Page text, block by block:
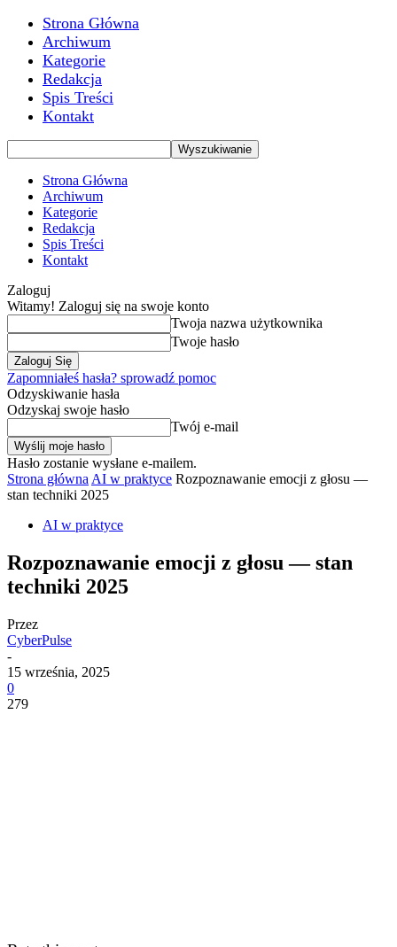
Strona Główna
Archiwum
Kategorie
Redakcja
Spis Treści
Kontakt
Strona Główna
Archiwum
Kategorie
Redakcja
Spis Treści
Kontakt
Zaloguj
Witamy! Zaloguj się na swoje konto
Twoja nazwa użytkownika
Twoje hasło
Zapomniałeś hasła? sprowadź pomoc
Odzyskiwanie hasła
Odzyskaj swoje hasło
Twój e-mail
Hasło zostanie wysłane e-mailem.
Strona główna AI w praktyce Rozpoznawanie emocji z głosu —
stan techniki 2025
AI w praktyce
Rozpoznawanie emocji z głosu — stan
techniki 2025
Przez
CyberPulse
-
15 września, 2025
0
279